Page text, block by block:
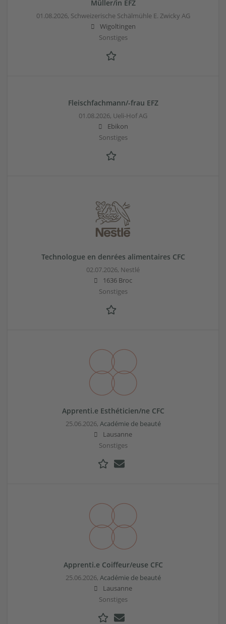
Müller/in EFZ
01.08.2026, Schweizerische Schälmühle E. Zwicky AG
Wigoltingen
Sonstiges
Fleischfachmann/-frau EFZ
01.08.2026, Ueli-Hof AG
Ebikon
Sonstiges
Technologue en denrées alimentaires CFC
02.07.2026, Nestlé
1636 Broc
Sonstiges
Apprenti.e Esthéticien/ne CFC
25.06.2026, Académie de beauté
Lausanne
Sonstiges
Apprenti.e Coiffeur/euse CFC
25.06.2026, Académie de beauté
Lausanne
Sonstiges